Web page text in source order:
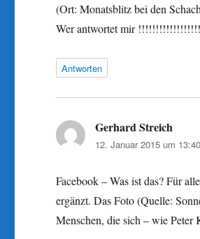
(Ort: Monatsblitz bei den
Wer antwortet mir
Antworten
Gerhard Streich
12. Januar 2015 um
Facebook – Was ist das? Für
ergänzt. Das Foto (Quelle:
Menschen, die sich – wie